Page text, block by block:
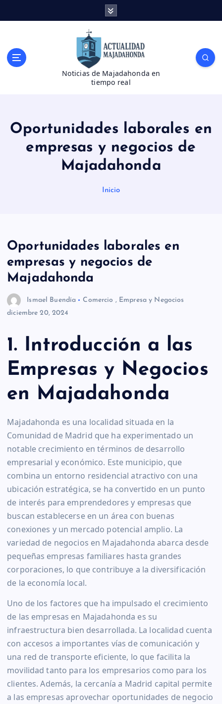
Noticias de Majadahonda en
tiempo real
Oportunidades laborales en
empresas y negocios de
Majadahonda
Inicio
Oportunidades laborales en
empresas y negocios de
Majadahonda
Ismael Buendía Comercio , Empresa y Negocios
diciembre 20, 2024
1. Introducción a las
Empresas y Negocios
en Majadahonda
Majadahonda es una localidad situada en la
Comunidad de Madrid que ha experimentado un
notable crecimiento en términos de desarrollo
empresarial y económico. Este municipio, que
combina un entorno residencial atractivo con una
ubicación estratégica, se ha convertido en un punto
de interés para emprendedores y empresas que
buscan establecerse en un área con buenas
conexiones y un mercado potencial amplio. La
variedad de negocios en Majadahonda abarca desde
pequeñas empresas familiares hasta grandes
corporaciones, lo que contribuye a la diversificación
de la economía local.
Uno de los factores que ha impulsado el crecimiento
de las empresas en Majadahonda es su
infraestructura bien desarrollada. La localidad cuenta
con accesos a importantes vías de comunicación y
una red de transporte eficiente, lo que facilita la
movilidad tanto para los empresarios como para los
clientes. Además, la cercanía a Madrid capital permite
a las empresas aprovechar oportunidades de negocio